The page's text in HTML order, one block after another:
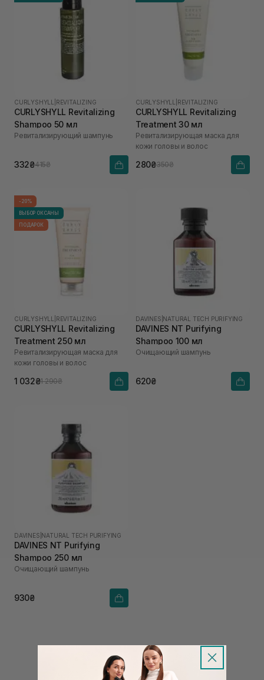
CURLYSHYLL REVITALIZING
CURLYSHYLL Revitalizing
Shampoo 50 мл
Ревитализирующий шампунь
332₴415₴
CURLYSHYLL REVITALIZING
CURLYSHYLL Revitalizing
Treatment 30 мл
Ревитализирующая маска для
кожи головы и волос
280₴350₴
-20%
ВЫБОР ОКСАНЫ
ПОДАРОК
CURLYSHYLL REVITALIZING
CURLYSHYLL Revitalizing
Treatment 250 мл
Ревитализирующая маска для
кожи головы и волос
1 032₴1 290₴
DAVINES NATURAL TECH PURIFYING
DAVINES NT Purifying
Shampoo 100 мл
Очищающий шампунь
620₴
DAVINES NATURAL TECH PURIFYING
DAVINES NT Purifying
Shampoo 250 мл
Очищающий шампунь
930₴